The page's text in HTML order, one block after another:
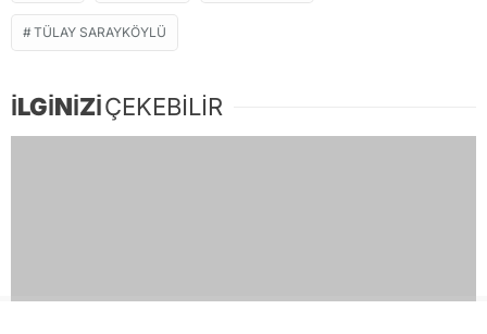
TÜLAY SARAYKÖYLÜ
İLGİNİZİÇEKEBİLİR